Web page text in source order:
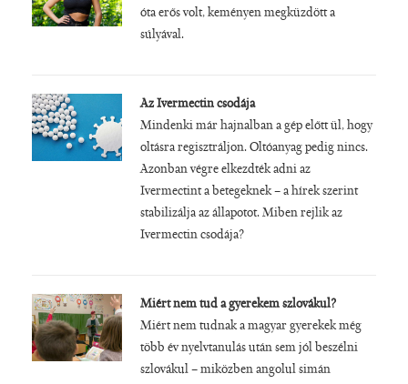
óta erős volt, keményen megküzdött a
súlyával.
Az Ivermectin csodája
Mindenki már hajnalban a gép előtt ül, hogy
oltásra regisztráljon. Oltóanyag pedig nincs.
Azonban végre elkezdték adni az
Ivermectint a betegeknek – a hírek szerint
stabilizálja az állapotot. Miben rejlik az
Ivermectin csodája?
Miért nem tud a gyerekem szlovákul?
Miért nem tudnak a magyar gyerekek még
több év nyelvtanulás után sem jól beszélni
szlovákul – miközben angolul simán